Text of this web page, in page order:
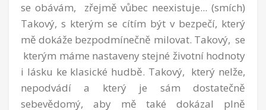
se obávám, zřejmě vůbec neexistuje... (smích)
Takový, s kterým se cítím být v bezpečí, který
mě dokáže bezpodmínečně milovat. Takový, se
kterým máme nastaveny stejné životní hodnoty
i lásku ke klasické hudbě. Takový, který nelže,
nepodvádí a který je sám dostatečně
sebevědomý, aby mě také dokázal plně